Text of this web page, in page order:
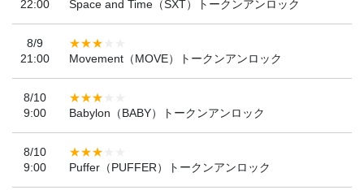
22:00
Space and Time（SXT）トークンアンロック
8/9
21:00
Movement（MOVE）トークンアンロック
8/10
9:00
Babylon（BABY）トークンアンロック
8/10
9:00
Puffer（PUFFER）トークンアンロック